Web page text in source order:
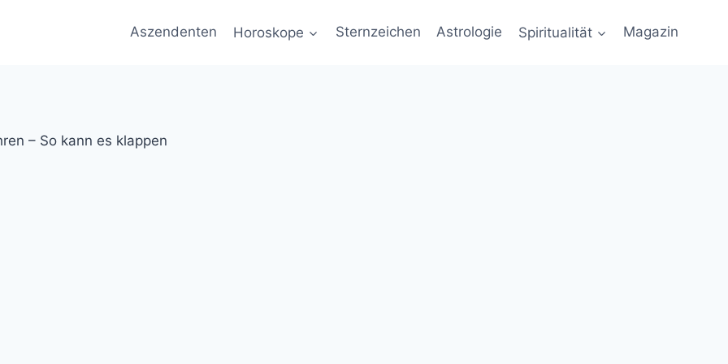
Aszendenten Horoskope Sternzeichen Astrologie Spiritualität Magazin